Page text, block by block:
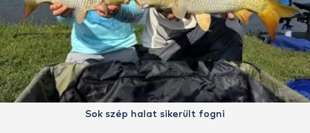
Sok szép halat sikerült fogni